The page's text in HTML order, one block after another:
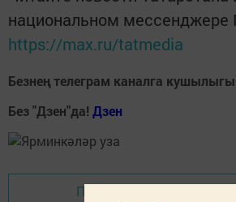
национальном мессенджере
https://max.ru/tatmedia
Безнең телеграм каналга
Без "Дзен"да! Дзен
Перейти на страницу